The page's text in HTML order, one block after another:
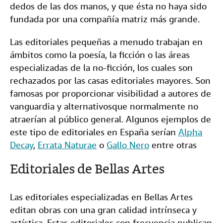
dedos de las dos manos, y que ésta no haya sido
fundada por una compañía matriz más grande.
Las editoriales pequeñas a menudo trabajan en
ámbitos como la poesía, la ficción o las áreas
especializadas de la no-ficción, los cuales son
rechazados por las casas editoriales mayores. Son
famosas por proporcionar visibilidad a autores de
vanguardia y alternativosque normalmente no
atraerían al público general. Algunos ejemplos de
este tipo de editoriales en España serían Alpha
Decay, Errata Naturae o Gallo Nero entre otras
Editoriales de Bellas Artes
Las editoriales especializadas en Bellas Artes
editan obras con una gran calidad intrínseca y